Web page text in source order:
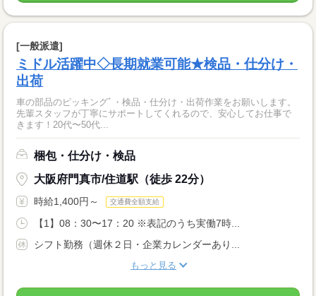
[一般派遣]
ミドル活躍中◇長期就業可能★検品・仕分け・
出荷
車の部品のピッキングﾞ・検品・仕分け・出荷作業をお願いします。
先輩スタッフが丁寧にサポートしてくれるので、安心してお仕事で
きます！20代〜50代...
梱包・仕分け・検品
大阪府門真市/住道駅（徒歩 22分）
時給1,400円～ 交通費全額支給
【1】08：30〜17：20 ※表記のうち実働7時...
シフト勤務（週休２日・企業カレンダーあり...
もっと見る